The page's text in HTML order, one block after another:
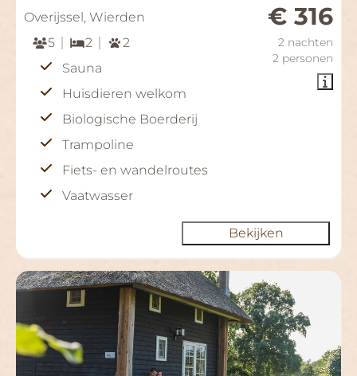
€ 316
2 nachten
2 personen
Overijssel, Wierden
5
2
2
Sauna
Huisdieren welkom
Biologische Boerderij
Trampoline
Fiets- en wandelroutes
Vaatwasser
Bekijken